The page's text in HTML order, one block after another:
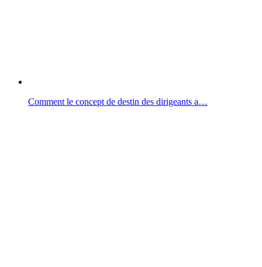
Comment le concept de destin des dirigeants a…